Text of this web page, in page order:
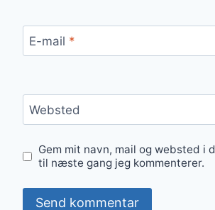
E-mail *
Websted
Gem mit navn, mail og websted i
til næste gang jeg kommenterer.